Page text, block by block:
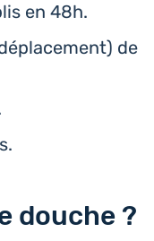
en 48h.
de
douche ?